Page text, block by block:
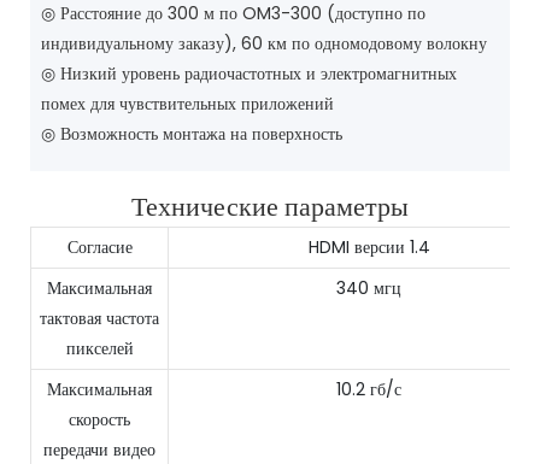
◎ Расстояние до 300 м по OM3-300 (доступно по
индивидуальному заказу), 60 км по одномодовому волокну
◎ Низкий уровень радиочастотных и электромагнитных
помех для чувствительных приложений
◎ Возможность монтажа на поверхность
Технические параметры
Согласие
HDMI версии 1.4
Максимальная
тактовая частота
пикселей
340 мгц
Максимальная
скорость
передачи видео
10.2 гб/с